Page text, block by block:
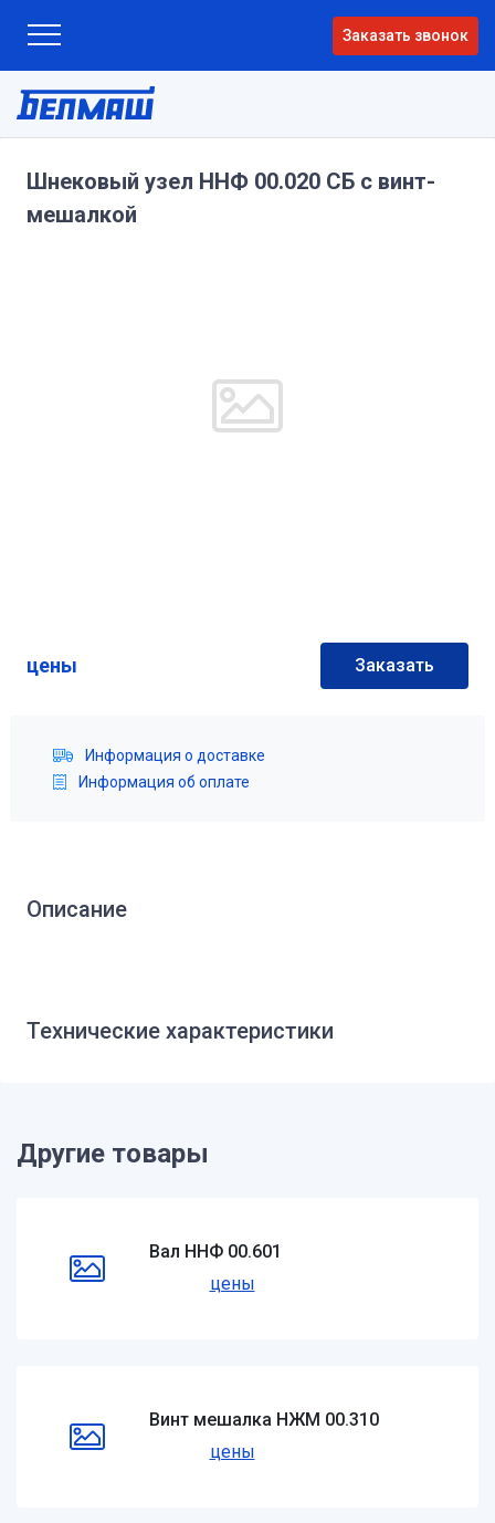
Заказать звонок
Шнековый узел ННФ 00.020 СБ с винт-
мешалкой
цены Заказать
Информация о доставке
Информация об оплате
Описание
Технические характеристики
Другие товары
Вал ННФ 00.601
цены
Винт мешалка НЖМ 00.310
цены